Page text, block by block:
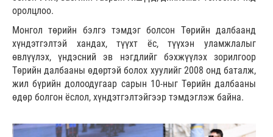
оролцлоо.
Монгол төрийн бэлгэ тэмдэг болсон Төрийн далбаанд
хүндэтгэлтэй хандах, түүхт ёс, түүхэн уламжлалыг
өвлүүлэх, үндэсний эв нэгдлийг бэхжүүлэх зорилгоор
Төрийн далбааны өдөртэй болох хуулийг 2008 онд баталж,
жил бүрийн долоодугаар сарын 10-ныг Төрийн далбааны
өдөр болгон ёслол, хүндэтгэлтэйгээр тэмдэглэж байна.